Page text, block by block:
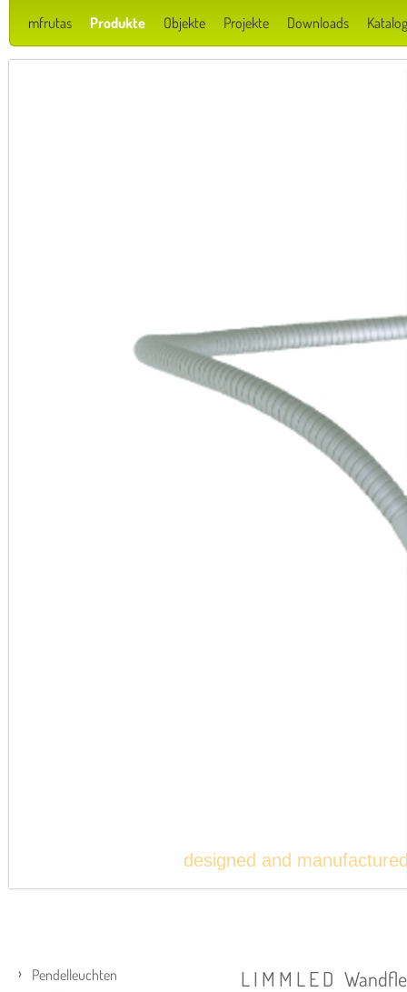
mfrutas Produkte Objekte Projekte Downloads
designed and
Pendelleuchten
L I M M L E D